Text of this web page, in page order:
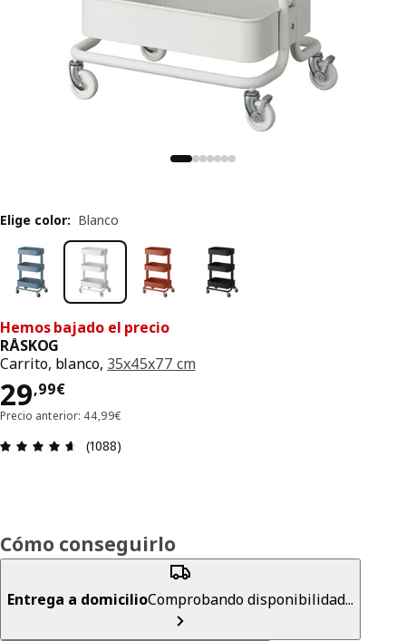
Hemos bajado el precio
RÅSKOG
Carrito, blanco, 35x45x77 cm
29,99€
El precio 29,99€
Precio anterior: 44,99€
Reseña: 4.6 de 5 estrellas. Revisiones totales:
(1088)
Elige color: Blanco
Cómo conseguirlo
Entrega a domicilioComprobando disponibilidad...